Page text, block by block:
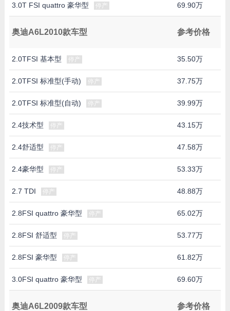
3.0T FSI quattro 豪华型 停产 69.90万
奥迪A6L2010款车型 参考价格
2.0TFSI 基本型 停产 35.50万
2.0TFSI 标准型(手动) 停产 37.75万
2.0TFSI 标准型(自动) 停产 39.99万
2.4技术型 停产 43.15万
2.4舒适型 停产 47.58万
2.4豪华型 停产 53.33万
2.7 TDI 停产 48.88万
2.8FSI quattro 豪华型 停产 65.02万
2.8FSI 舒适型 停产 53.77万
2.8FSI 豪华型 停产 61.82万
3.0FSI quattro 豪华型 停产 69.60万
奥迪A6L2009款车型 参考价格